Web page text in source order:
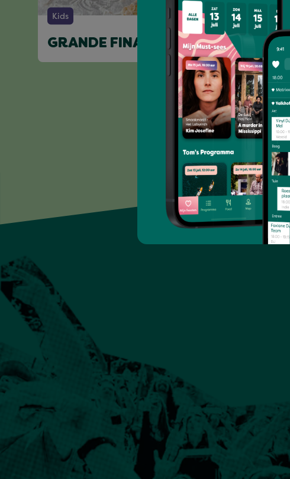
Kids
GRANDE FINALE